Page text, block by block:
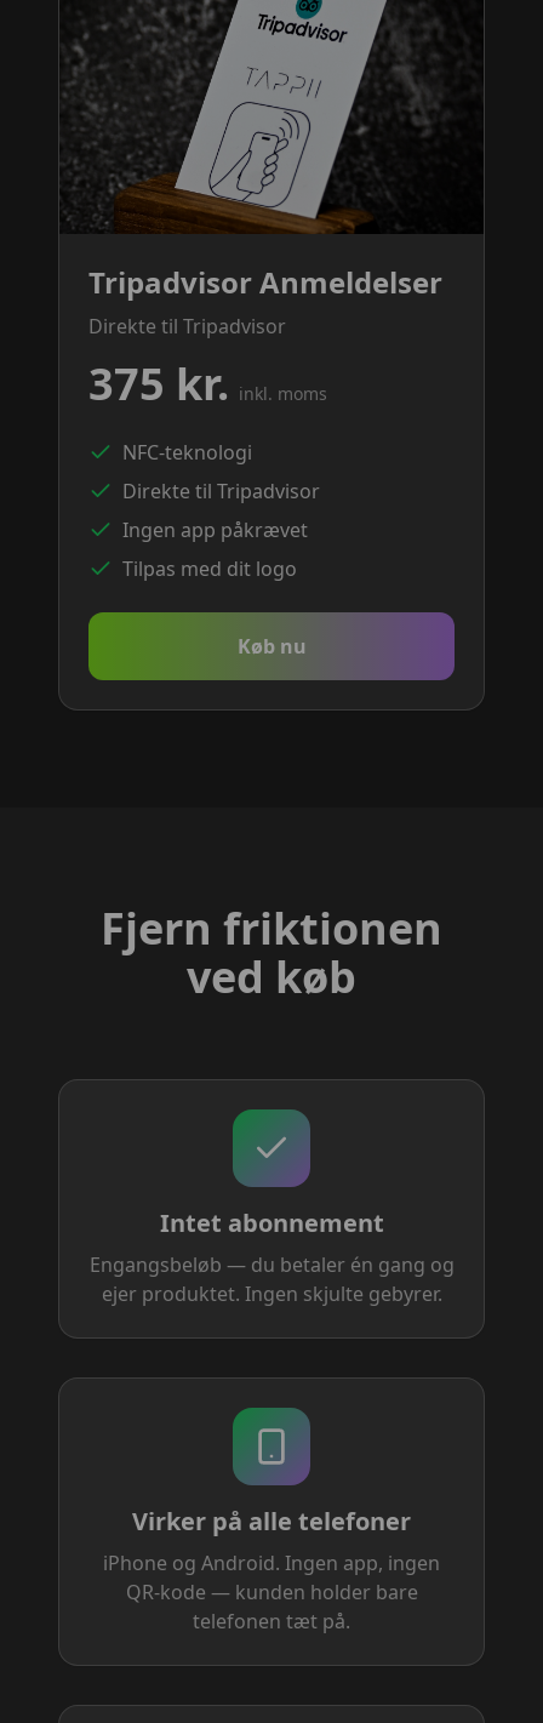
Tripadvisor Anmeldelser
Direkte til Tripadvisor
375 kr. inkl. moms
NFC-teknologi
Direkte til Tripadvisor
Ingen app påkrævet
Tilpas med dit logo
Køb nu
Fjern friktionen
ved køb
Intet abonnement
Engangsbeløb — du betaler én gang og
ejer produktet. Ingen skjulte gebyrer.
Virker på alle telefoner
iPhone og Android. Ingen app, ingen
QR-kode — kunden holder bare
telefonen tæt på.